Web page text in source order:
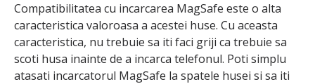
Compatibilitatea cu incarcarea MagSafe este o alta
caracteristica valoroasa a acestei huse. Cu aceasta
caracteristica, nu trebuie sa iti faci griji ca trebuie sa
scoti husa inainte de a incarca telefonul. Poti simplu
atasati incarcatorul MagSafe la spatele husei si sa iti